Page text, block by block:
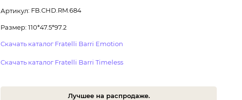
Артикул: FB.CHD.RM.684
Размер: 110*47.5*97.2
Скачать каталог Fratelli Barri Emotion
Скачать каталог Fratelli Barri Timeless
Лучшее на распродаже.